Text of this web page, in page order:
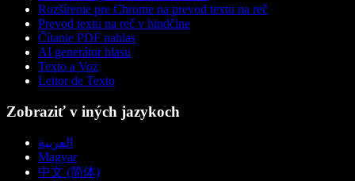
Rozšírenie pre Chrome na prevod textu na reč
Prevod textu na reč v hindčine
Čítanie PDF nahlas
AI generátor hlasu
Texto a Voz
Leitor de Texto
Zobraziť v iných jazykoch
العربية
Magyar
中文 (简体)